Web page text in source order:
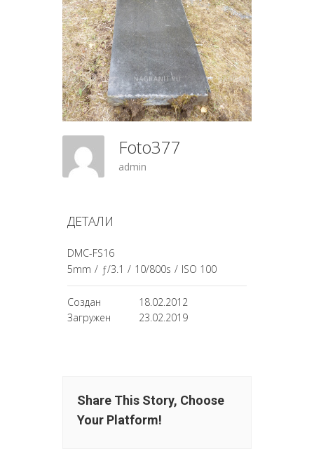
Foto377
admin
ДЕТАЛИ
DMC-FS16
5mm / ƒ/3.1 / 10/800s / ISO 100
Создан
18.02.2012
Загружен
23.02.2019
Share This Story, Choose
Your Platform!